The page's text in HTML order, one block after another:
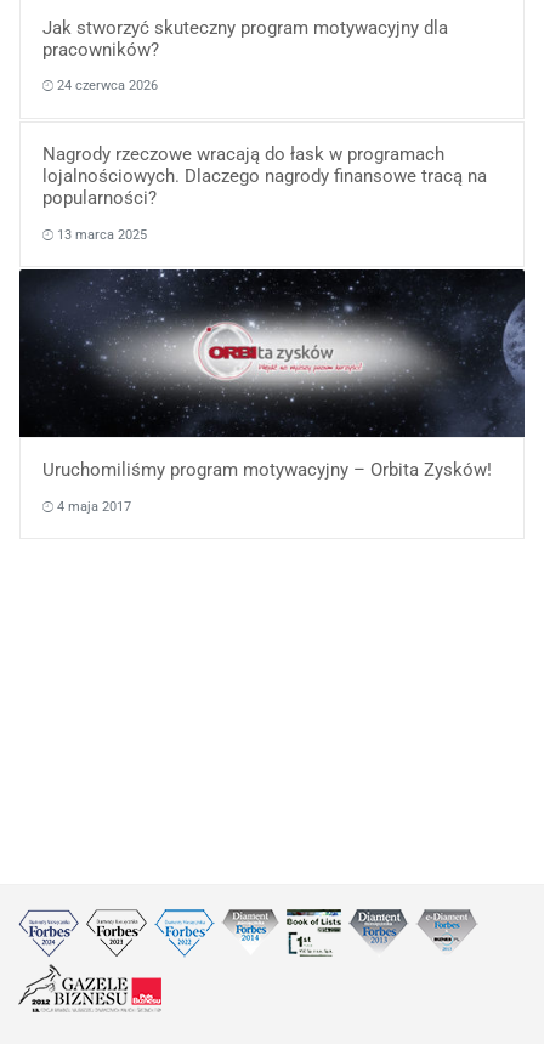
Jak stworzyć skuteczny program motywacyjny dla
pracowników?
24 czerwca 2026
Nagrody rzeczowe wracają do łask w programach
lojalnościowych. Dlaczego nagrody finansowe tracą na
popularności?
13 marca 2025
Uruchomiliśmy program motywacyjny – Orbita Zysków!
4 maja 2017